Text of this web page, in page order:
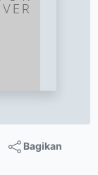
Bagikan